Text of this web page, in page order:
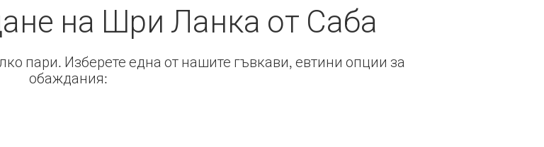
на Шри Ланка от Саба
пари. Изберете една от нашите гъвкави, евтини опции за
обаждания: